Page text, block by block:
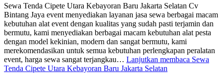
Sewa Tenda Cipete Utara Kebayoran Baru Jakarta Selatan Cv
Bintang Jaya event menyediakan layanan jasa sewa berbagai macam
kebutuhan alat event dengan kualitas yang sudah pasti terjamin dan
bermutu, kami menyediakan berbagai macam kebutuhan alat pesta
dengan model kekinian, modern dan sangat bermutu, kami
merekomendasikan untuk semua kebutuhan perlengkapan peralatan
event, harga sewa sangat terjangkau… Lanjutkan membaca Sewa
Tenda Cipete Utara Kebayoran Baru Jakarta Selatan